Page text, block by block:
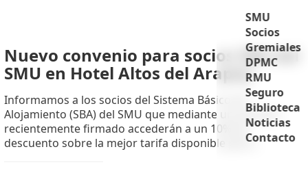
SMU
Socios
Gremiales
DPMC
RMU
Seguro
Biblioteca
Noticias
Contacto
Nuevo convenio para socios SBA del
SMU en Hotel Altos del Arapey
Informamos a los socios del Sistema Básico de
Alojamiento (SBA) del SMU que mediante un acuerdo
recientemente firmado accederán a un 10% de
descuento sobre la mejor tarifa disponible para...